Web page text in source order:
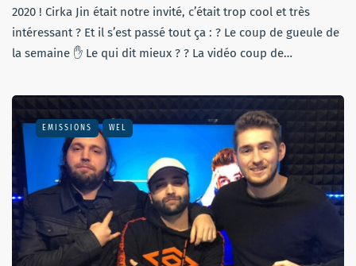
2020 ! Cirka Jin était notre invité, c’était trop cool et très
intéressant ? Et il s’est passé tout ça : ? Le coup de gueule de
la semaine ✋ Le qui dit mieux ? ? La vidéo coup de…
EMISSIONS WEL